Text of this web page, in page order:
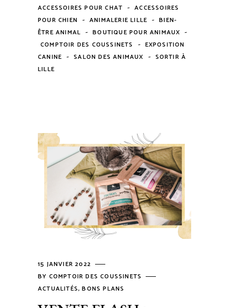
ACCESSOIRES POUR CHAT - ACCESSOIRES
POUR CHIEN - ANIMALERIE LILLE - BIEN-
ÊTRE ANIMAL - BOUTIQUE POUR ANIMAUX -
COMPTOIR DES COUSSINETS - EXPOSITION
CANINE - SALON DES ANIMAUX - SORTIR À
LILLE
15 JANVIER 2022
BY COMPTOIR DES COUSSINETS
ACTUALITÉS,BONS PLANS